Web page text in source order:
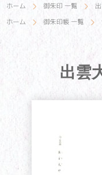
ホーム 御朱印 一覧
ホーム
御朱印帳 一覧
出雲